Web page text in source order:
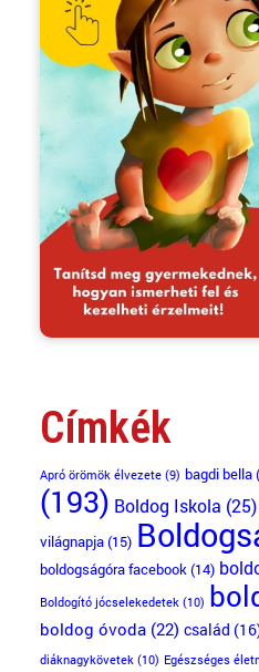
Címkék
Apró örömök élvezete(9) bagdi bella
(193) Boldog Iskola (25)
világnapja(15)
boldogságóra facebook(14)
Boldogító jócselekedetek (10)
boldog óvoda(22) család
diáknagykövetek (10) Egészséges